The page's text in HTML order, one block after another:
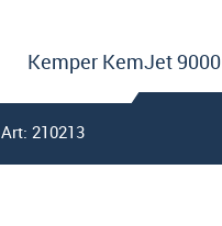
Kemper KemJet 9000
Art: 210213